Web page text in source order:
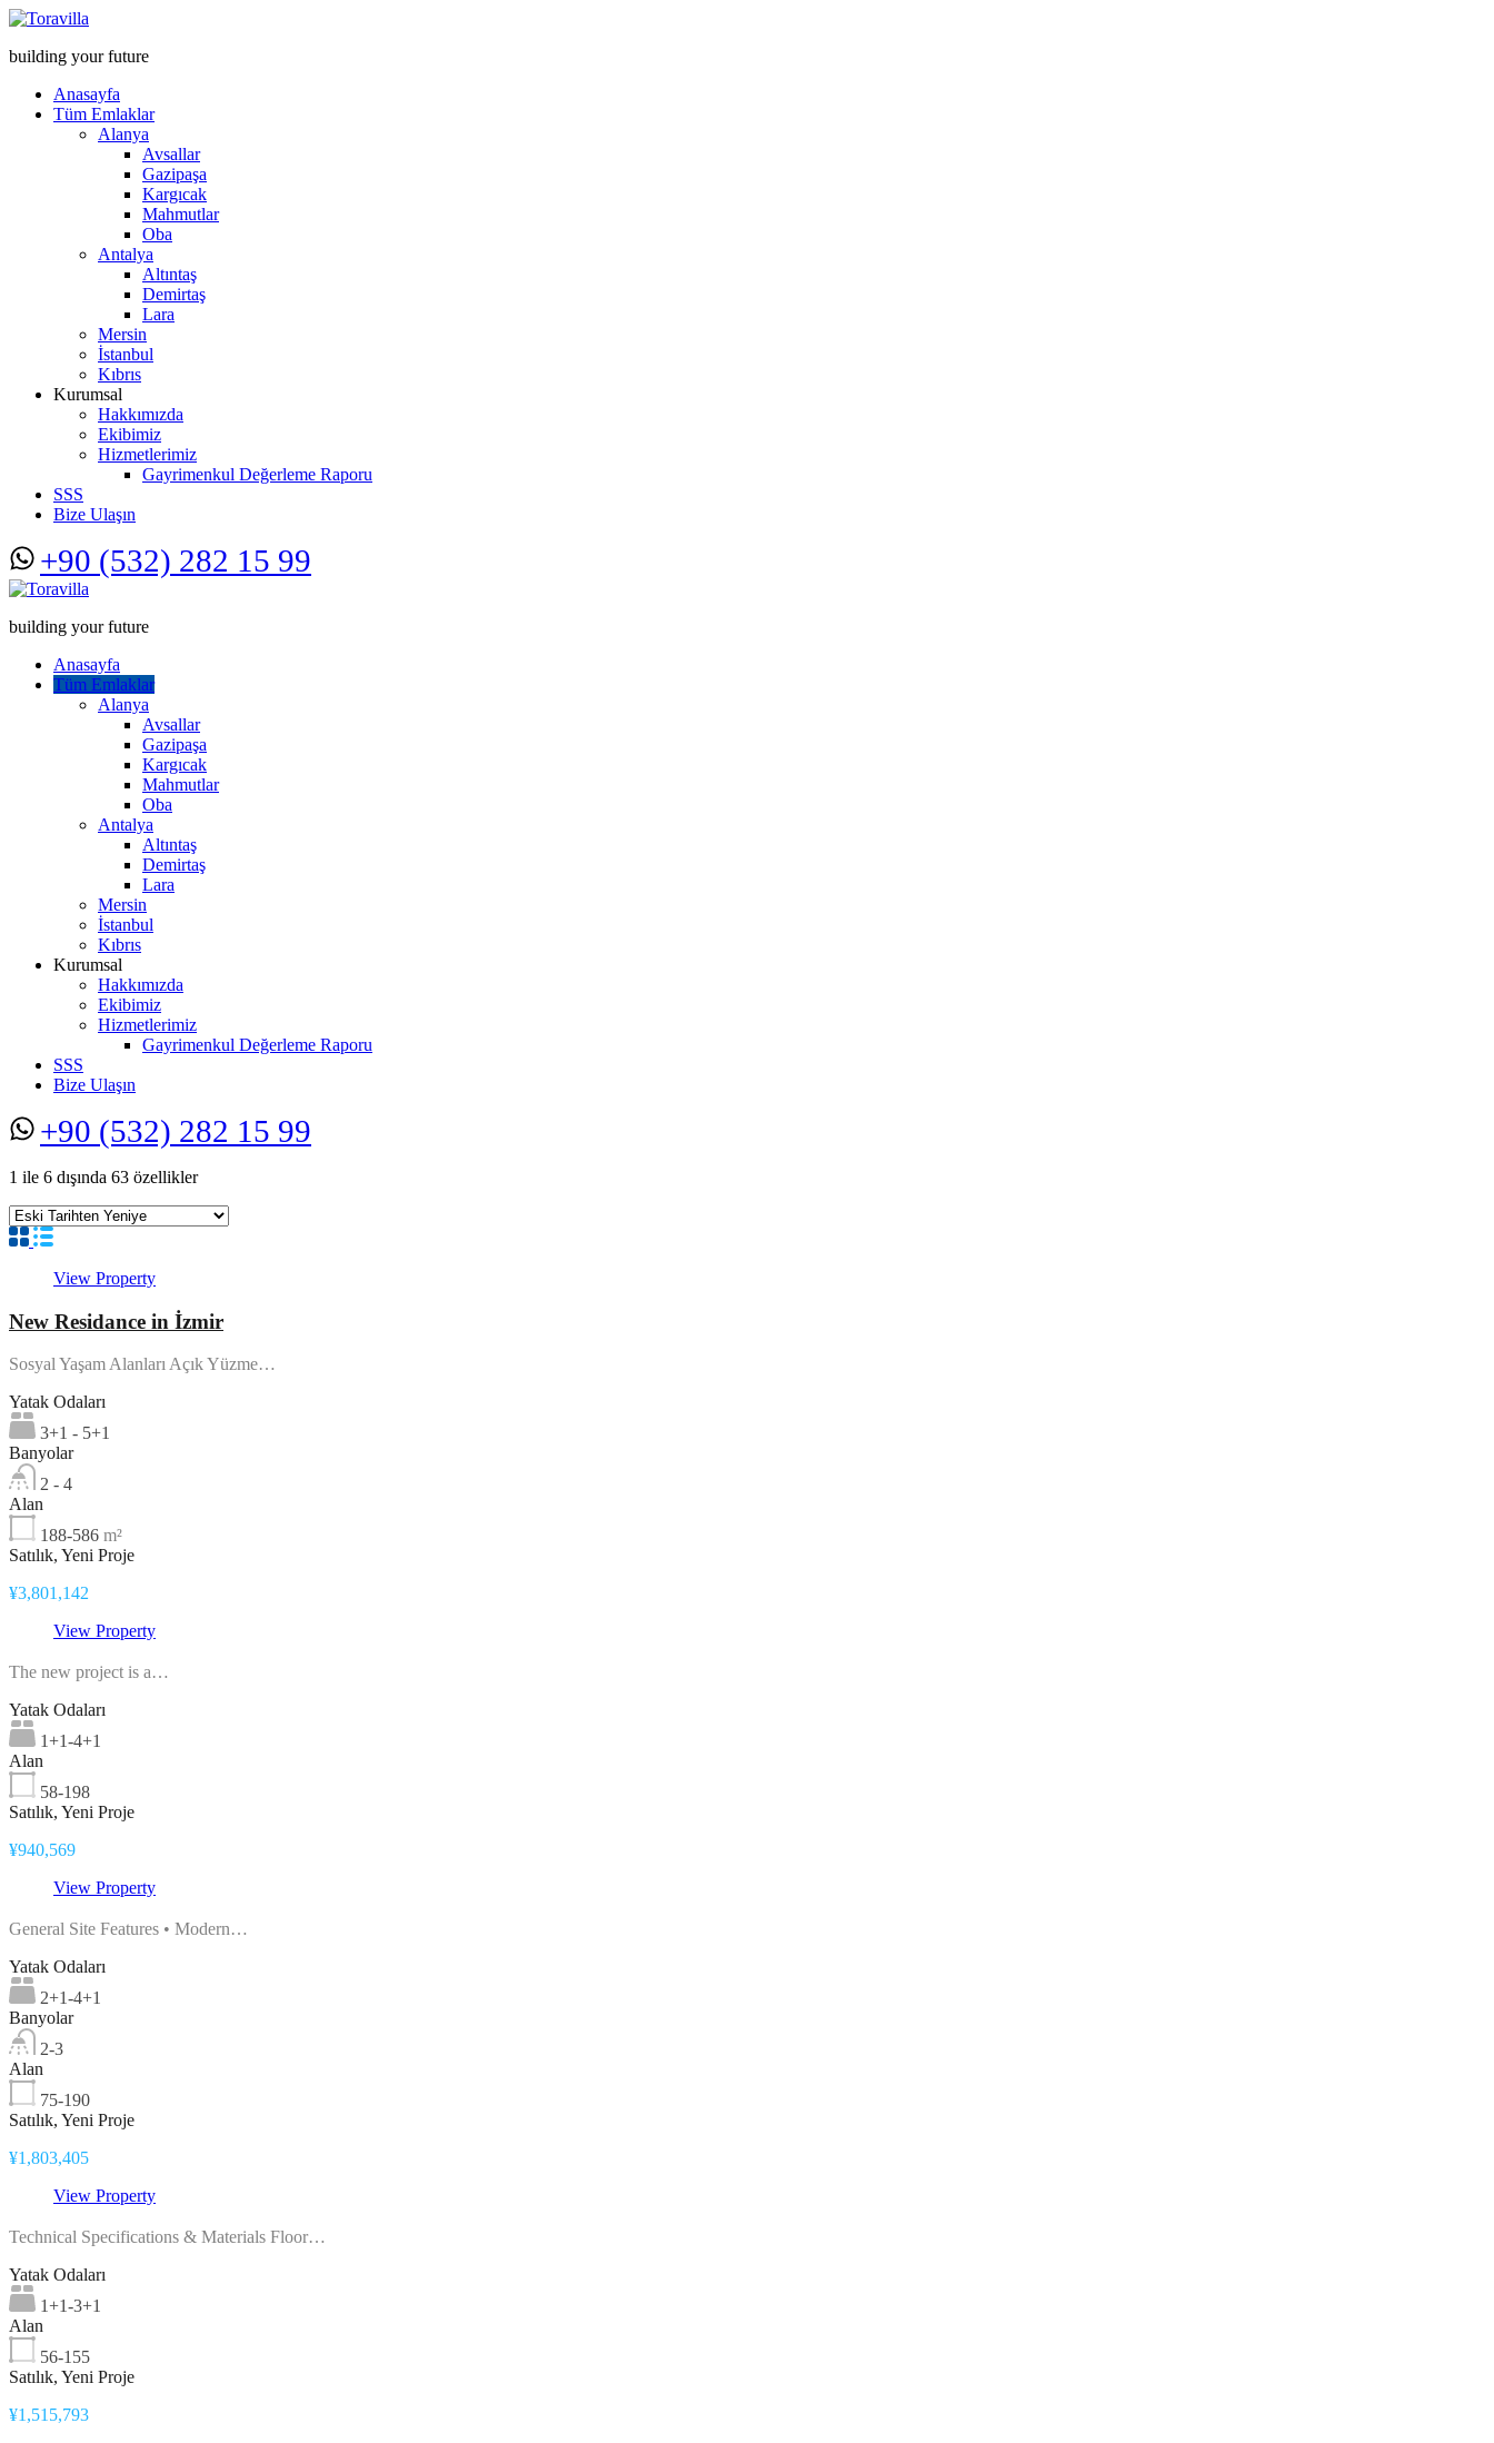
building your future
Anasayfa
Tüm Emlaklar
Alanya
Avsallar
Gazipaşa
Kargıcak
Mahmutlar
Oba
Antalya
Altıntaş
Demirtaş
Lara
Mersin
İstanbul
Kıbrıs
Kurumsal
Hakkımızda
Ekibimiz
Hizmetlerimiz
Gayrimenkul Değerleme Raporu
SSS
Bize Ulaşın
+90 (532) 282 15 99
building your future
Anasayfa
Tüm Emlaklar
Alanya
Avsallar
Gazipaşa
Kargıcak
Mahmutlar
Oba
Antalya
Altıntaş
Demirtaş
Lara
Mersin
İstanbul
Kıbrıs
Kurumsal
Hakkımızda
Ekibimiz
Hizmetlerimiz
Gayrimenkul Değerleme Raporu
SSS
Bize Ulaşın
+90 (532) 282 15 99
1 ile 6 dışında 63 özellikler
View Property
New Residance in İzmir
Sosyal Yaşam Alanları Açık Yüzme…
Yatak Odaları
3+1 - 5+1
Banyolar
2 - 4
Alan
188-586 m²
Satılık, Yeni Proje
¥3,801,142
View Property
The new project is a…
Yatak Odaları
1+1-4+1
Alan
58-198
Satılık, Yeni Proje
¥940,569
View Property
General Site Features • Modern…
Yatak Odaları
2+1-4+1
Banyolar
2-3
Alan
75-190
Satılık, Yeni Proje
¥1,803,405
View Property
Technical Specifications & Materials Floor…
Yatak Odaları
1+1-3+1
Alan
56-155
Satılık, Yeni Proje
¥1,515,793